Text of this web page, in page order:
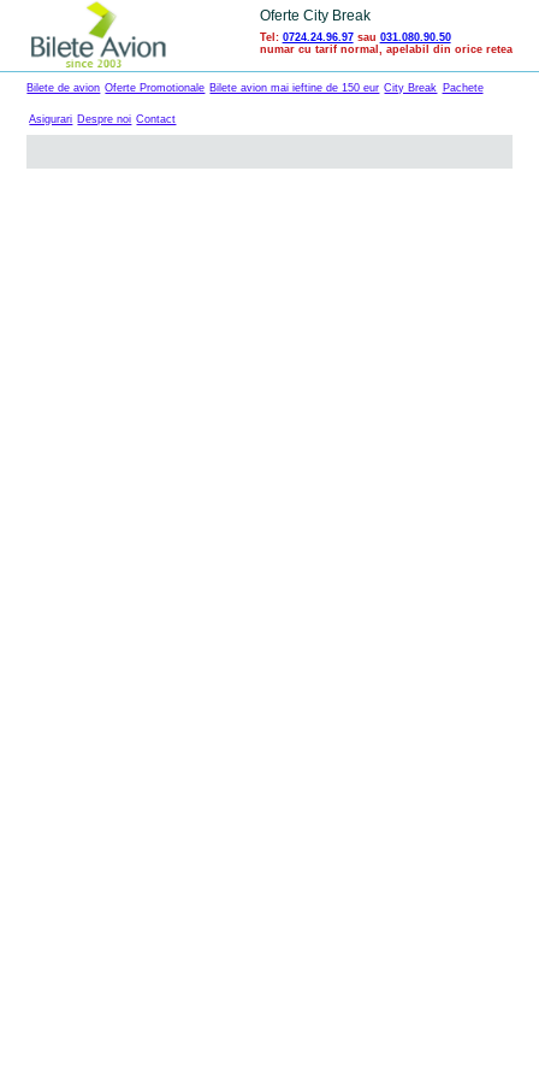
Oferte City Break
Tel: 0724.24.96.97sau 031.080.90.50
numar cu tarif normal, apelabil din orice retea
Bilete de avion Oferte Promotionale Bilete avion mai ieftine de 150 eur City Break Pachete
Asigurari Despre noi Contact